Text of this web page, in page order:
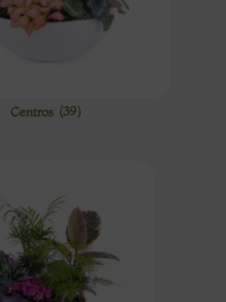
Centros (39)